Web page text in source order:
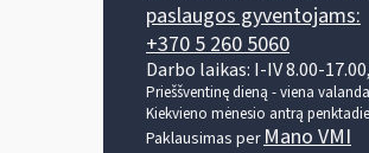
paslaugos gyventojams:
+370 5 260 5060
Darbo laikas: I-IV 8.00-
Prieššventinę dieną - viena
Kiekvieno mėnesio antrą
Paklausimas perMano VMI